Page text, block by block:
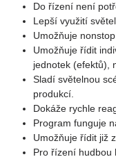
Do řízení není
Lepší využití
Umožňuje
Umožňuje řídit
jednotek (efektů),
Sladí světelnou
produkcí.
Dokáže rychle
Program funguje
Umožňuje řídit již
Pro řízení hudbou